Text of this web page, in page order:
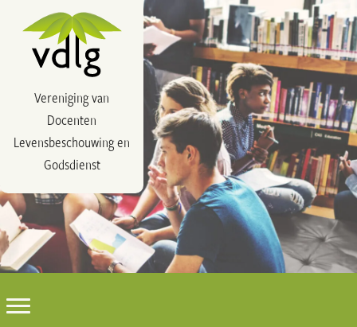
Vereniging van
Docenten
Levensbeschouwing en
Godsdienst